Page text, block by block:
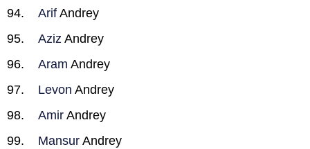
Arif Andrey
Aziz Andrey
Aram Andrey
Levon Andrey
Amir Andrey
Mansur Andrey